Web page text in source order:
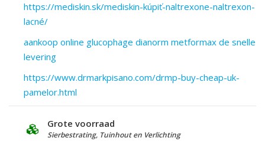
https://mediskin.sk/mediskin-kúpiť-naltrexone-naltrexon-
lacné/
aankoop online glucophage dianorm metformax de snelle
levering
https://www.drmarkpisano.com/drmp-buy-cheap-uk-
pamelor.html
Grote voorraad
Sierbestrating, Tuinhout en Verlichting